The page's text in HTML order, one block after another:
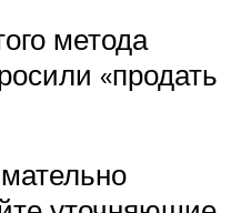
метода
«продать